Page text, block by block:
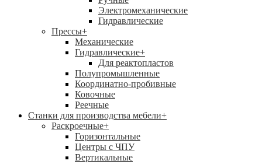
Электромеханические
Гидравлические
Прессы+
Механические
Гидравлические+
Для реактопластов
Полупромышленные
Координатно-пробивные
Ковочные
Реечные
Станки для производства мебели+
Раскроечные+
Горизонтальные
Центры с ЧПУ
Вертикальные